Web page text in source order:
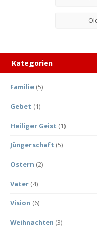
Kategorien
Familie (5)
Gebet (1)
Heiliger Geist (1)
Jüngerschaft (5)
Ostern (2)
Vater (4)
Vision (6)
Weihnachten (3)